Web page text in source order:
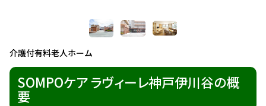
介護付有料老人ホーム
SOMPOケア ラヴィーレ神戸伊川谷の概
要